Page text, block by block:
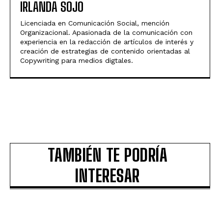
IRLANDA SOJO
Licenciada en Comunicación Social, mención
Organizacional. Apasionada de la comunicación con
experiencia en la redacción de artículos de interés y
creación de estrategias de contenido orientadas al
Copywriting para medios digtales.
TAMBIÉN TE PODRÍA
INTERESAR